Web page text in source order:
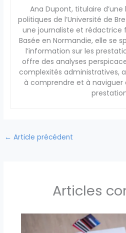
Ana Dupont, titulaire
politiques de l’Université de
une journaliste et rédactrice
Basée en Normandie, elle se
l’information sur les
offre des analyses
complexités administratives,
à comprendre et à naviguer
← Article précédent
Articles